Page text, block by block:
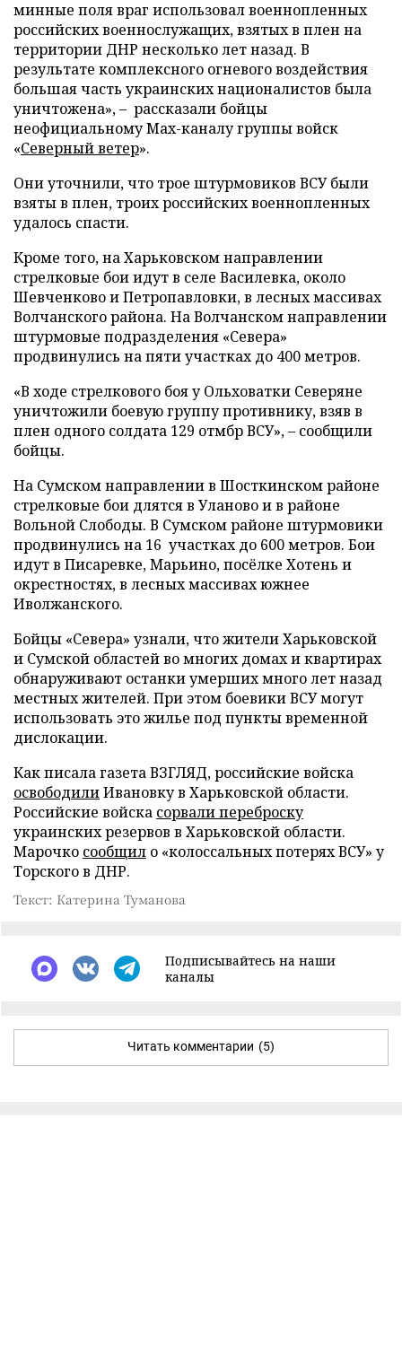
минные поля враг использовал военнопленных
российских военнослужащих, взятых в плен на
территории ДНР несколько лет назад. В
результате комплексного огневого воздействия
большая часть украинских националистов была
уничтожена», – рассказали бойцы
неофициальному Max-каналу группы войск
«Северный ветер».
Они уточнили, что трое штурмовиков ВСУ были
взяты в плен, троих российских военнопленных
удалось спасти.
Кроме того, на Харьковском направлении
стрелковые бои идут в селе Василевка, около
Шевченково и Петропавловки, в лесных массивах
Волчанского района. На Волчанском направлении
штурмовые подразделения «Севера»
продвинулись на пяти участках до 400 метров.
«В ходе стрелкового боя у Ольховатки Северяне
уничтожили боевую группу противнику, взяв в
плен одного солдата 129 отмбр ВСУ», – сообщили
бойцы.
На Сумском направлении в Шосткинском районе
стрелковые бои длятся в Уланово и в районе
Вольной Слободы. В Сумском районе штурмовики
продвинулись на 16 участках до 600 метров. Бои
идут в Писаревке, Марьино, посёлке Хотень и
окрестностях, в лесных массивах южнее
Иволжанского.
Бойцы «Севера» узнали, что жители Харьковской
и Сумской областей во многих домах и квартирах
обнаруживают останки умерших много лет назад
местных жителей. При этом боевики ВСУ могут
использовать это жилье под пункты временной
дислокации.
Как писала газета ВЗГЛЯД, российские войска
освободилиИвановку в Харьковской области.
Российские войска сорвали переброску
украинских резервов в Харьковской области.
Марочко сообщил о «колоссальных потерях ВСУ» у
Торского в ДНР.
Текст: Катерина Туманова
Подписывайтесь на наши
каналы
Читать комментарии (5)